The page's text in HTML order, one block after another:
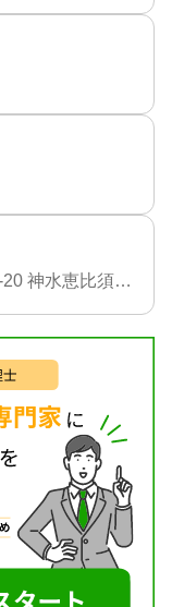
熊本県熊本市中央区水前寺6丁目27-20 神水恵比須ビル303号